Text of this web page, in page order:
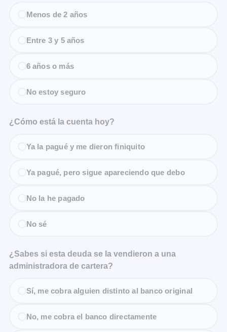
Menos de 2 años
Entre 3 y 5 años
6 años o más
No estoy seguro
¿Cómo está la cuenta hoy?
Ya la pagué y me dieron finiquito
Ya pagué, pero sigue apareciendo que debo
No la he pagado
No sé
¿Sabes si esta deuda se la vendieron a una
administradora de cartera?
Sí, me cobra alguien distinto al banco original
No, me cobra el banco directamente